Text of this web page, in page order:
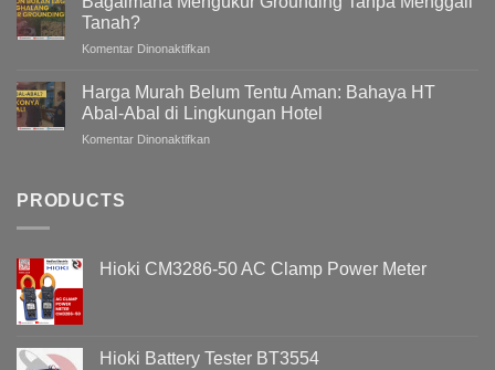
Kelistrikan
Listrik
/
Meningkat
Pada
Malam
Hari
&
Hioki
Tanah?
Komentar Dinonaktifkanpada
Mengukur
Grounding
Tanpa
Menggali
Harga Murah Belum Tentu Aman: Bahaya HT
Abal-Abal di Lingkungan Hotel
Komentar Dinonaktifkanpada
HT
Hotel
PRODUCTS
Hioki CM3286-50 AC Clamp Power Meter
Hioki Battery Tester BT3554